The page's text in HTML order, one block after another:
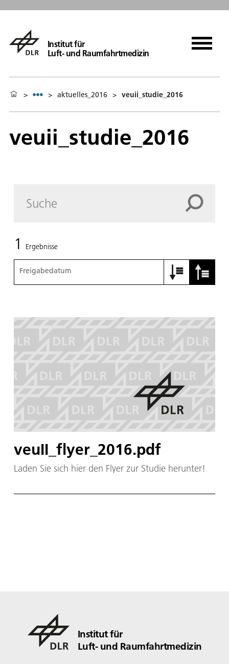
Institut für
Luft- und Raumfahrtmedizin
> > aktuelles_2016 > veuii_studie_2016
veuii_studie_2016
1 Ergebnisse
Freigabedatum
veuII_flyer_2016.pdf
Laden Sie sich hier den Flyer zur Studie herunter!
Institut für
Luft- und Raumfahrtmedizin